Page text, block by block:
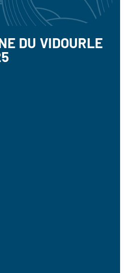
DU VIDOURLE